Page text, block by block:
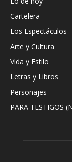
Cartelera
Los Espectáculos
Arte y Cultura
Vida y Estilo
Letras y Libros
Personajes
PARA TESTIGOS